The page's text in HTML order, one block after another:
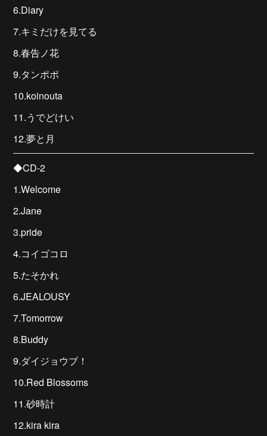
6.Diary
7.キミだけを見てる
8.春告ノ花
9.タンポポ
10.koinouta
11.うでどけい
12.夢と月
◆CD-2
1.Welcome
2.Jane
3.pride
4.コイゴコロ
5.たそかれ
6.JEALOUSY
7.Tomorrow
8.Buddy
9.ダイジョウブ！
10.Red Blossoms
11.砂時計
12.kira kira